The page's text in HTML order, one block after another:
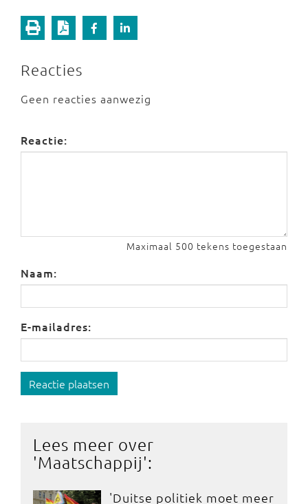
Reacties
Geen reacties aanwezig
Reactie:
Maximaal 500 tekens toegestaan
Naam:
E-mailadres:
Reactie plaatsen
Lees meer over
'Maatschappij':
'Duitse politiek moet meer